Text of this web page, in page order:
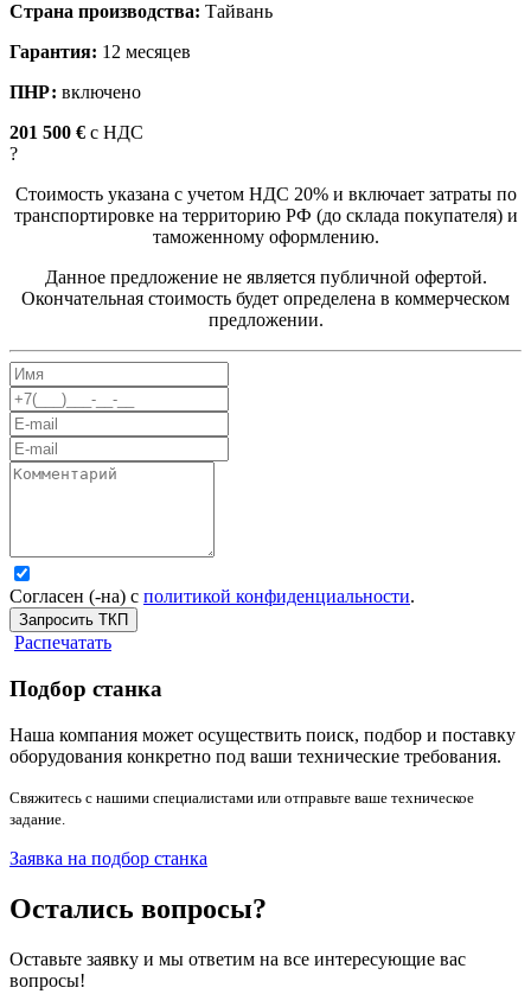
Страна производства: Тайвань
Гарантия: 12 месяцев
ПНР: включено
201 500 € c НДС
?
Стоимость указана с учетом НДС 20% и включает затраты по
транспортировке на территорию РФ (до склада покупателя) и
таможенному оформлению.
Данное предложение не является публичной офертой.
Окончательная стоимость будет определена в коммерческом
предложении.
Согласен (-на) с политикой конфиденциальности.
Запросить ТКП
Распечатать
Подбор станка
Наша компания может осуществить поиск, подбор и поставку
оборудования конкретно под ваши технические требования.
Свяжитесь с нашими специалистами или отправьте ваше техническое
задание.
Заявка на подбор станка
Остались вопросы?
Оставьте заявку и мы ответим на все интересующие вас
вопросы!